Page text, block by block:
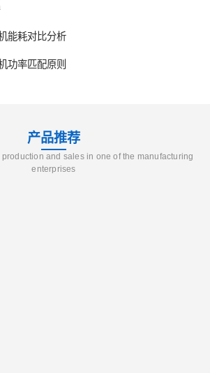
能耗对比分析
功率匹配原则
产品推荐
and sales in one of the manufacturing
enterprises